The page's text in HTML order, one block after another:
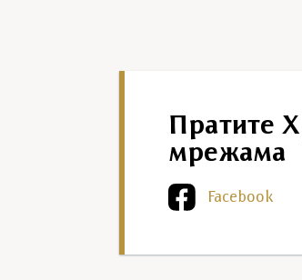
Пратите
мрежама
Facebook